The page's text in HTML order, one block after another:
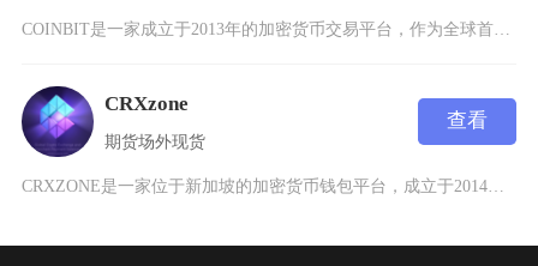
COINBIT是一家成立于2013年的加密货币交易平台，作为全球首批成立的交易所之一，其总
CRXzone
期货场外现货
查看
CRXZONE是一家位于新加坡的加密货币钱包平台，成立于2014年2月，专注于为用户提供比